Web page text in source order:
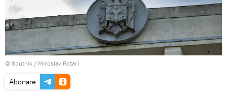
© Sputnik / Miroslav Rotari
Abonare